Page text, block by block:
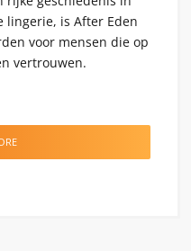
lingerie, is After Eden
voor mensen die op
vertrouwen.